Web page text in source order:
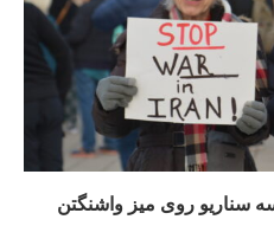
سه سناریو روی میز واشنگتن